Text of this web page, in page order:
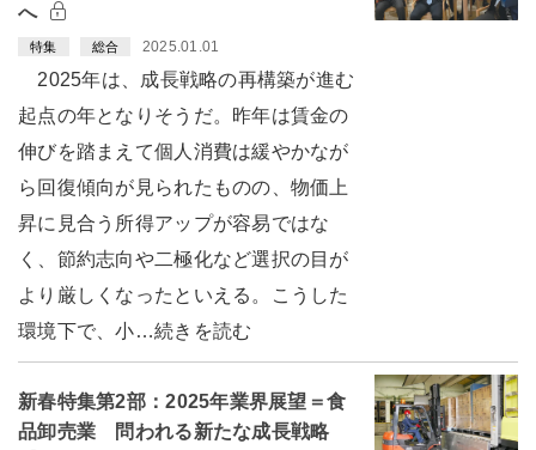
へ
特集 総合 2025.01.01
2025年は、成長戦略の再構築が進む
起点の年となりそうだ。昨年は賃金の
伸びを踏まえて個人消費は緩やかなが
ら回復傾向が見られたものの、物価上
昇に見合う所得アップが容易ではな
く、節約志向や二極化など選択の目が
より厳しくなったといえる。こうした
環境下で、小…続きを読む
新春特集第2部：2025年業界展望＝食
品卸売業 問われる新たな成長戦略